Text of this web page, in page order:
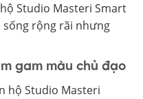
Studio Masteri Smart
rộng rãi nhưng
gam màu chủ đạo
hộ Studio Masteri